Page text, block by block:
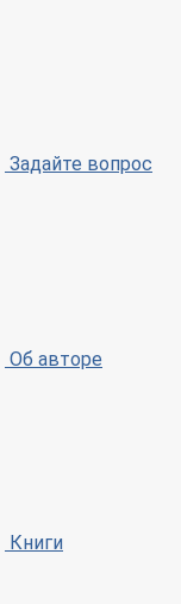
Задайте вопрос
Об авторе
Книги